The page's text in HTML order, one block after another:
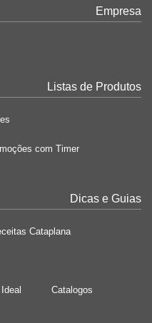
Empresa
Listas de Produtos
com Timer
Dicas e Guias
Cataplana
Catalogos